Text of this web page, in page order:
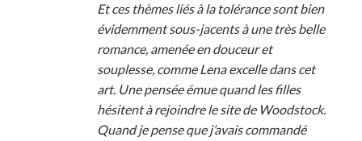
Et ces thèmes liés à la tolérance sont bien
évidemment sous-jacents à une très belle
romance, amenée en douceur et
souplesse, comme Lena excelle dans cet
art. Une pensée émue quand les filles
hésitent à rejoindre le site de Woodstock.
Quand je pense que j’avais commandé